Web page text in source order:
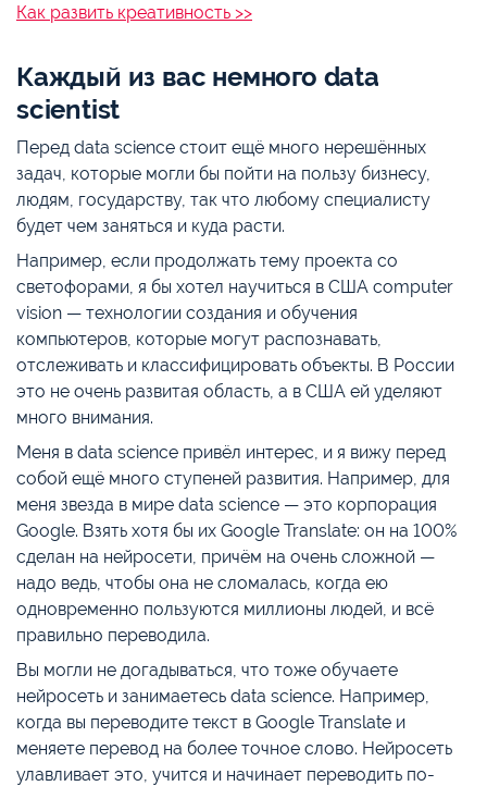
Как развить креативность >>
Каждый из вас немного data
scientist
Перед data science стоит ещё много нерешённых
задач, которые могли бы пойти на пользу бизнесу,
людям, государству, так что любому специалисту
будет чем заняться и куда расти.
Например, если продолжать тему проекта со
светофорами, я бы хотел научиться в США computer
vision — технологии создания и обучения
компьютеров, которые могут распознавать,
отслеживать и классифицировать объекты. В России
это не очень развитая область, а в США ей уделяют
много внимания.
Меня в data science привёл интерес, и я вижу перед
собой ещё много ступеней развития. Например, для
меня звезда в мире data science — это корпорация
Google. Взять хотя бы их Google Translate: он на 100%
сделан на нейросети, причём на очень сложной —
надо ведь, чтобы она не сломалась, когда ею
одновременно пользуются миллионы людей, и всё
правильно переводила.
Вы могли не догадываться, что тоже обучаете
нейросеть и занимаетесь data science. Например,
когда вы переводите текст в Google Translate и
меняете перевод на более точное слово. Нейросеть
улавливает это, учится и начинает переводить по-